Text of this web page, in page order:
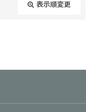
表示順変更